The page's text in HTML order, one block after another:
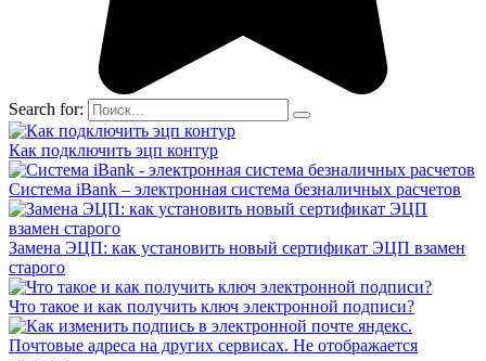
Search for:
Как подключить эцп контур
Система iBank – электронная система безналичных расчетов
Замена ЭЦП: как установить новый сертификат ЭЦП взамен
старого
Что такое и как получить ключ электронной подписи?